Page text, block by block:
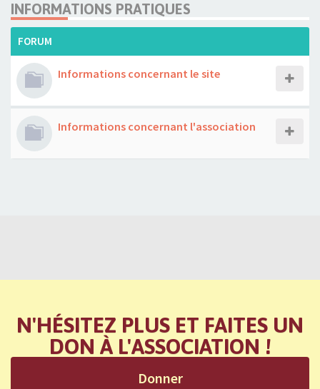
INFORMATIONS PRATIQUES
FORUM
Informations concernant le site
Informations concernant l'association
N'HÉSITEZ PLUS ET FAITES UN
DON À L'ASSOCIATION !
Donner